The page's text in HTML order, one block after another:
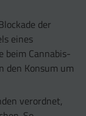
der
eines
beim Cannabis-
den Konsum um
verordnet,